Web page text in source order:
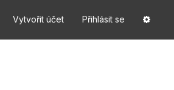
Vytvořit účet Přihlásit se